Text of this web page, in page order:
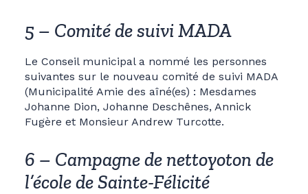
5 – Comité de suivi MADA
Le Conseil municipal a nommé les personnes
suivantes sur le nouveau comité de suivi MADA
(Municipalité Amie des aîné(es) : Mesdames
Johanne Dion, Johanne Deschênes, Annick
Fugère et Monsieur Andrew Turcotte.
6 – Campagne de nettoyoton de
l’école de Sainte-Félicité